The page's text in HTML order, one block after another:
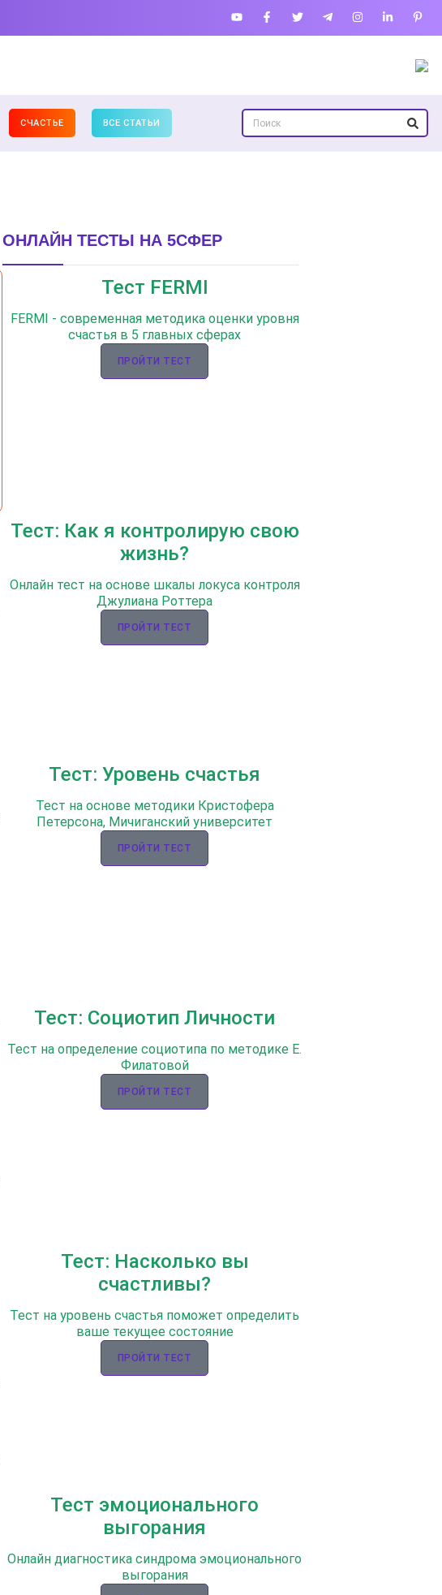
СЧАСТЬЕ ВСЕ СТАТЬИ
ОНЛАЙН ТЕСТЫ НА 5СФЕР
Тест FERMI
FERMI - современная методика оценки уровня
счастья в 5 главных сферах
ПРОЙТИ ТЕСТ
Тест: Как я контролирую свою
жизнь?
Онлайн тест на основе шкалы локуса контроля
Джулиана Роттера
ПРОЙТИ ТЕСТ
Тест: Уровень счастья
Тест на основе методики Кристофера
Петерсона, Мичиганский университет
ПРОЙТИ ТЕСТ
Тест: Социотип Личности
Тест на определение социотипа по методике Е.
Филатовой
ПРОЙТИ ТЕСТ
Тест: Насколько вы
счастливы?
Тест на уровень счастья поможет определить
ваше текущее состояние
ПРОЙТИ ТЕСТ
Тест эмоционального
выгорания
Онлайн диагностика синдрома эмоционального
выгорания